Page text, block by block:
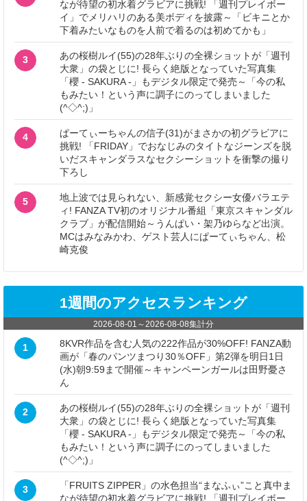
なが待望の初水着グラビアに挑戦! 「週刊プレイボー
イ」でメリハリのある美ボディを披露～「ビキニとか
下着みたいなものを人前で着るのは初めてかも」
3
あの桜樹ルイ(55)の28年ぶりの全裸ショットが「週刊
大衆」の袋とじに! 長らく絶版となっていた写真集
「櫻 - SAKURA -」もデジタル限定で発売～「今の私
もみたい！という声に調子にのってしまいました
(^◇^;)」
4
ぱーてぃーちゃんの信子(31)がまさかの初グラビアに
挑戦! 「FRIDAY」でおなじみのタイトなジーンズを脱
いだスキャンダラスなセクシーショットを衝撃の撮り
下ろし
5
地上波では見られない、新感覚セクシー女優バラエテ
ィ! FANZA TV初のオリジナル番組「東京スキャンダル
クラブ」が配信開始～うんぱい・架乃ゆらなど出演。
MCはみなみかわ、ゲスト芸人にぱーてぃちゃん、松
崎克俊
1週間のアクセスランキング
2026-08-01 ～2026-08-08集計分
1
8KVR作品を含む人気の222作品が30%OFF! FANZA動
画が「春のパンツまつり30％OFF」第2弾を明日1日
(水)朝9:59まで開催～キャンペーンガールは田野憂さ
ん
2
あの桜樹ルイ(55)の28年ぶりの全裸ショットが「週刊
大衆」の袋とじに! 長らく絶版となっていた写真集
「櫻 - SAKURA -」もデジタル限定で発売～「今の私
もみたい！という声に調子にのってしまいました
(^◇^;)」
3
「FRUITS ZIPPER」の水色担当“まなふぃ”こと真中ま
なが待望の初水着グラビアに挑戦! 「週刊プレイボー